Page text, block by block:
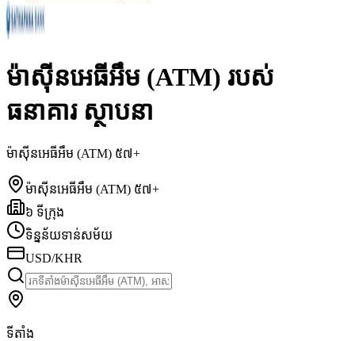
ម៉ាស៊ីនអេធីអឹម (ATM) របស់
ធនាគារ ស្ថាបនា
ម៉ាស៊ីនអេធីអឹម (ATM) ៥៧+
ម៉ាស៊ីនអេធីអឹម (ATM) ៥៧+
៦ ទីក្រុង
ទិន្នន័យទាន់សម័យ
USD/KHR
ទីតាំង